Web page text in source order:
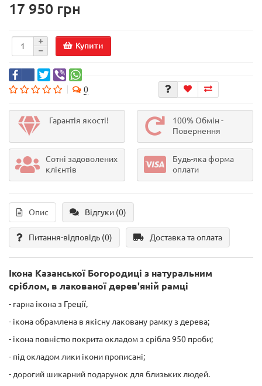
17 950 грн
Купити
0
Гарантія якості!
100% Обмін -
Повернення
Сотні задоволених
клієнтів
Будь-яка форма
оплати
Опис Відгуки (0)
Питання-відповідь (0) Доставка та оплата
Ікона Казанської Богородиці з натуральним
сріблом, в лакованої дерев'яній рамці
- гарна ікона з Греції,
- ікона обрамлена в якісну лаковану рамку з дерева;
- ікона повністю покрита окладом з срібла 950 проби;
- під окладом лики ікони прописані;
- дорогий шикарний подарунок для близьких людей.